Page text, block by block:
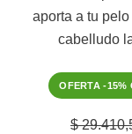
aporta a tu
cabelludo
OFERTA -15%
$